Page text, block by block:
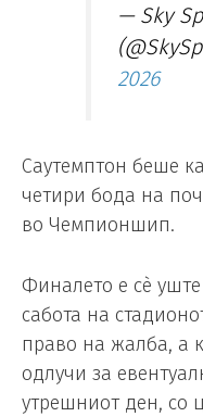
— Sky
2026
Саутемптон беше
четири бода на
во Чемпионшип.
Финалето е сè
сабота на
право на жалба, а
одлучи за
утрешниот ден, со